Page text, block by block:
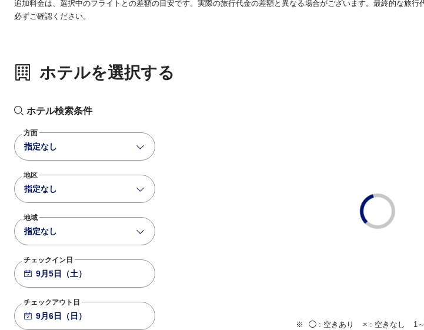
追加料金は、選択中のフライトとの差額の目安です。実際の旅行代金の差額と異なる場合がございます。最終的な旅行
必ずご確認ください。
ホテルを選択する
ホテル検索条件
方面
指定なし
地区
指定なし
地域
指定なし
チェックイン日
チェックアウト日
◯ : 空きあり × : 空きなし 1